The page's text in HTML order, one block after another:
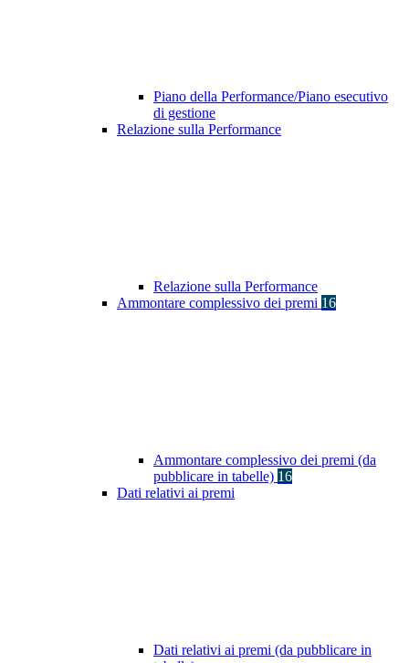
Piano della Performance/Piano esecutivo
di gestione
Relazione sulla Performance
Relazione sulla Performance
Ammontare complessivo dei premi 16
Ammontare complessivo dei premi (da
pubblicare in tabelle) 16
Dati relativi ai premi
Dati relativi ai premi (da pubblicare in